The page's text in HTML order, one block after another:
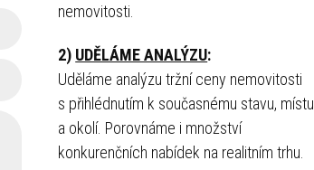
nemovitosti.
2) UDĚLÁME ANALÝZU:
Uděláme analýzu tržní ceny nemovitosti
s přihlédnutím k současnému stavu, místu
a okolí. Porovnáme i množství
konkurenčních nabídek na realitním trhu.